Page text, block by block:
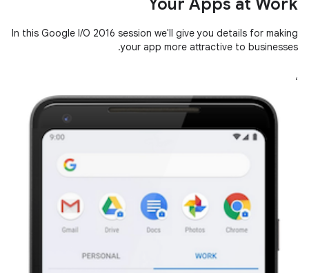
In this Google I/O 2016 session we'll give you details for making
your app more attractive to businesses.
،